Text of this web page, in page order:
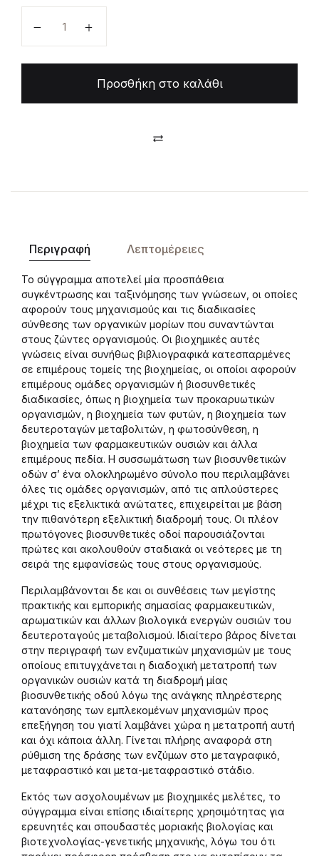
Προσθήκη στο καλάθι
Περιγραφή Λεπτομέρειες
Το σύγγραμμα αποτελεί μία προσπάθεια
συγκέντρωσης και ταξινόμησης των γνώσεων, οι οποίες
αφορούν τους μηχανισμούς και τις διαδικασίες
σύνθεσης των οργανικών μορίων που συναντώνται
στους ζώντες οργανισμούς. Οι βιοχημικές αυτές
γνώσεις είναι συνήθως βιβλιογραφικά κατεσπαρμένες
σε επιμέρους τομείς της βιοχημείας, οι οποίοι αφορούν
επιμέρους ομάδες οργανισμών ή βιοσυνθετικές
διαδικασίες, όπως η βιοχημεία των προκαρυωτικών
οργανισμών, η βιοχημεία των φυτών, η βιοχημεία των
δευτεροταγών μεταβολιτών, η φωτοσύνθεση, η
βιοχημεία των φαρμακευτικών ουσιών και άλλα
επιμέρους πεδία. Η συσσωμάτωση των βιοσυνθετικών
οδών σ’ ένα ολοκληρωμένο σύνολο που περιλαμβάνει
όλες τις ομάδες οργανισμών, από τις απλούστερες
μέχρι τις εξελικτικά ανώτατες, επιχειρείται με βάση
την πιθανότερη εξελικτική διαδρομή τους. Οι πλέον
πρωτόγονες βιοσυνθετικές οδοί παρουσιάζονται
πρώτες και ακολουθούν σταδιακά οι νεότερες με τη
σειρά της εμφανίσεώς τους στους οργανισμούς.
Περιλαμβάνονται δε και οι συνθέσεις των μεγίστης
πρακτικής και εμπορικής σημασίας φαρμακευτικών,
αρωματικών και άλλων βιολογικά ενεργών ουσιών του
δευτεροταγούς μεταβολισμού. Ιδιαίτερο βάρος δίνεται
στην περιγραφή των ενζυματικών μηχανισμών με τους
οποίους επιτυγχάνεται η διαδοχική μετατροπή των
οργανικών ουσιών κατά τη διαδρομή μίας
βιοσυνθετικής οδού λόγω της ανάγκης πληρέστερης
κατανόησης των εμπλεκομένων μηχανισμών προς
επεξήγηση του γιατί λαμβάνει χώρα η μετατροπή αυτή
και όχι κάποια άλλη. Γίνεται πλήρης αναφορά στη
ρύθμιση της δράσης των ενζύμων στο μεταγραφικό,
μεταφραστικό και μετα-μεταφραστικό στάδιο.
Εκτός των ασχολουμένων με βιοχημικές μελέτες, το
σύγγραμμα είναι επίσης ιδιαίτερης χρησιμότητας για
ερευνητές και σπουδαστές μοριακής βιολογίας και
βιοτεχνολογίας-γενετικής μηχανικής, λόγω του ότι